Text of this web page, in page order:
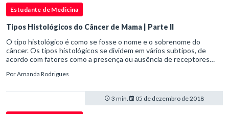
Estudante de Medicina
Tipos Histológicos do Câncer de Mama | Parte II
O tipo histológico é como se fosse o nome e o sobrenome do
câncer. Os tipos histológicos se dividem em vários subtipos, de
acordo com fatores como a presença ou ausência de receptores
mama são:
PorAmanda Rodrigues
3 min. 05 de dezembro de 2018